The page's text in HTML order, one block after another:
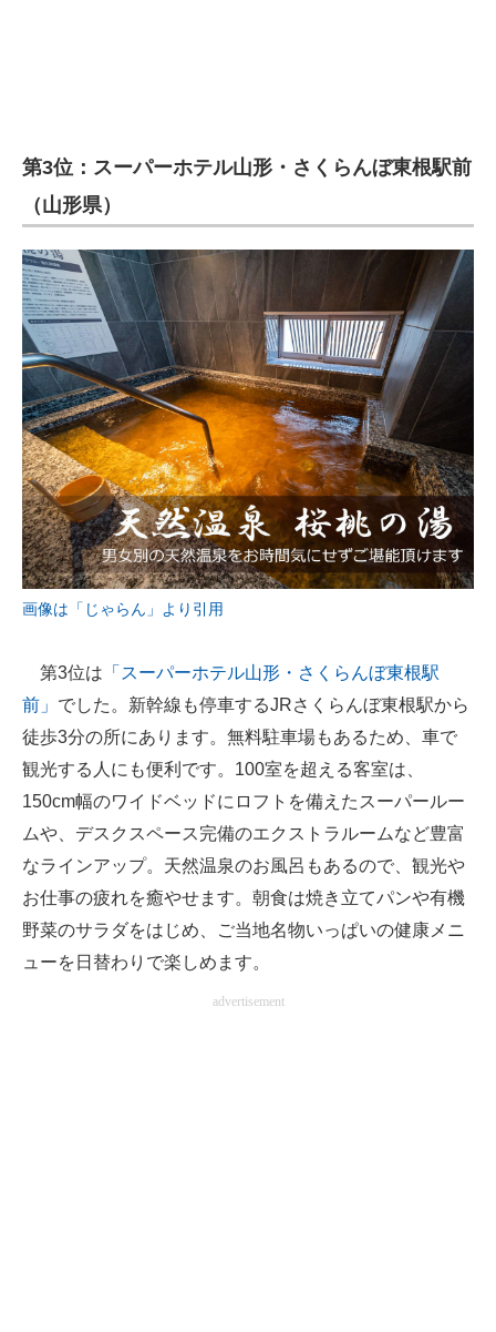
第3位：スーパーホテル山形・さくらんぼ東根駅前
（山形県）
画像は「じゃらん」より引用
第3位は 「スーパーホテル山形・さくらんぼ東根駅
前」 でした。新幹線も停車するJRさくらんぼ東根駅から
徒歩3分の所にあります。無料駐車場もあるため、車で
観光する人にも便利です。100室を超える客室は、
150cm幅のワイドベッドにロフトを備えたスーパールー
ムや、デスクスペース完備のエクストラルームなど豊富
なラインアップ。天然温泉のお風呂もあるので、観光や
お仕事の疲れを癒やせます。朝食は焼き立てパンや有機
野菜のサラダをはじめ、ご当地名物いっぱいの健康メニ
ューを日替わりで楽しめます。
advertisement